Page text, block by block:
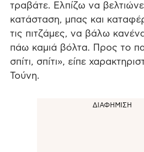
τραβάτε. Ελπίζω να
κατάσταση, μπας και
τις πιτζάμες, να βάλω
πάω καμιά βόλτα. Προς το
σπίτι, σπίτι», είπε
Τούνη.